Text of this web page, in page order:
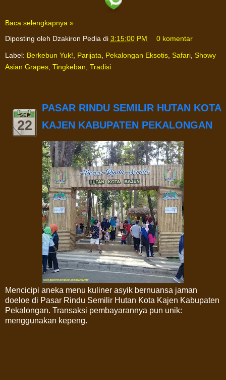
Baca selengkapnya »
Diposting oleh Dzakiron Pedia di 3:15:00 PM 0 komentar
Label: Berkebun Yuk!, Parijata, Pekalongan Eksotis, Safari, Showy
Asian Grapes, Tingkeban, Tradisi
SEP
22
PASAR RINDU SEMILIR HUTAN KOTA
KAJEN KABUPATEN PEKALONGAN
Mencicipi aneka menu kuliner asyik bernuansa jaman
doeloe di Pasar Rindu Semilir Hutan Kota Kajen Kabupaten
Pekalongan. Transaksi pembayarannya pun unik:
menggunakan kepeng.